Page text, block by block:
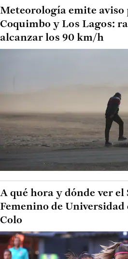
Meteorología emite
Coquimbo y Los Lagos:
alcanzar los 90 km/h
A qué hora y dónde ver el
Femenino de Universidad
Colo